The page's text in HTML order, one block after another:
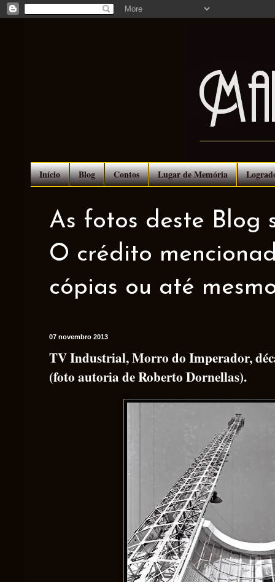
Início Blog Contos Lugar de Memória
As fotos deste Blog
O crédito
cópias ou até
07 novembro 2013
TV Industrial, Morro do Imperador,
(foto autoria de Roberto Dornellas).